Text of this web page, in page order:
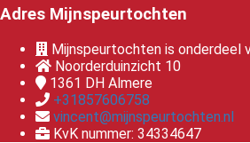
Adres Mijnspeurtochten
Mijnspeurtochten is onderdeel
Noorderduinzicht 10
1361 DH Almere
+31857606758
vincent@mijnspeurtochten.nl
KvK nummer: 34334647